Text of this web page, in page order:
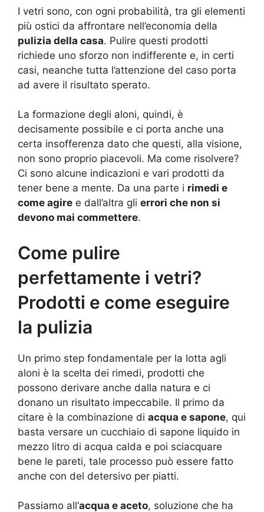
I vetri sono, con ogni probabilità, tra gli elementi
più ostici da affrontare nell’economia della
pulizia della casa. Pulire questi prodotti
richiede uno sforzo non indifferente e, in certi
casi, neanche tutta l’attenzione del caso porta
ad avere il risultato sperato.
La formazione degli aloni, quindi, è
decisamente possibile e ci porta anche una
certa insofferenza dato che questi, alla visione,
non sono proprio piacevoli. Ma come risolvere?
Ci sono alcune indicazioni e vari prodotti da
tener bene a mente. Da una parte i rimedi e
come agire e dall’altra gli errori che non si
devono mai commettere.
Come pulire
perfettamente i vetri?
Prodotti e come eseguire
la pulizia
Un primo step fondamentale per la lotta agli
aloni è la scelta dei rimedi, prodotti che
possono derivare anche dalla natura e ci
donano un risultato impeccabile. Il primo da
citare è la combinazione di acqua e sapone, qui
basta versare un cucchiaio di sapone liquido in
mezzo litro di acqua calda e poi sciacquare
bene le pareti, tale processo può essere fatto
anche con del detersivo per piatti.
Passiamo all’acqua e aceto, soluzione che ha